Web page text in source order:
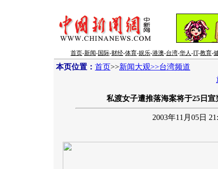
首页-新闻-国际-财经-体育-娱乐-港澳-台湾-华人-IT-教育-
本页位置： 首页>>新闻大观>>台湾频道
私渡女子遭推落海案将于25日宣
2003年11月05日